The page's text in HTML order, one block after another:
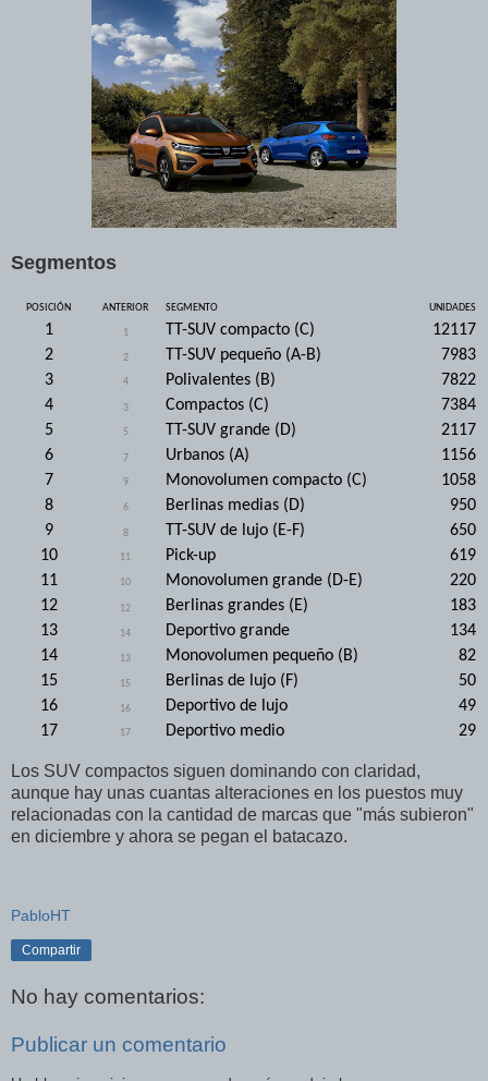
Segmentos
POSICIÓN ANTERIOR SEGMENTO UNIDADES
1 1 TT-SUV compacto (C)
12117
2
2 TT-SUV pequeño (A-B)
7983
3
4 Polivalentes (B)
7822
4
3 Compactos (C)
7384
5
5 TT-SUV grande (D)
2117
6
7 Urbanos (A)
1156
7
9 Monovolumen compacto (C)
1058
8
6 Berlinas medias (D)
950
9
8 TT-SUV de lujo (E-F)
650
10
11 Pick-up
619
11
10 Monovolumen grande (D-E)
220
12
12 Berlinas grandes (E)
183
13
14 Deportivo grande
134
14
13 Monovolumen pequeño (B)
82
15
15 Berlinas de lujo (F)
50
16
16 Deportivo de lujo
49
17
17 Deportivo medio 29
Los SUV compactos siguen dominando con claridad,
aunque hay unas cuantas alteraciones en los puestos muy
relacionadas con la cantidad de marcas que "más subieron"
en diciembre y ahora se pegan el batacazo.
PabloHT
Compartir
No hay comentarios:
Publicar un comentario